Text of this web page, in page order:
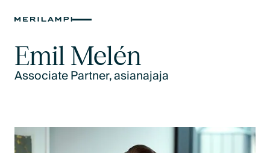
Emil Melén
Associate Partner, asianajaja